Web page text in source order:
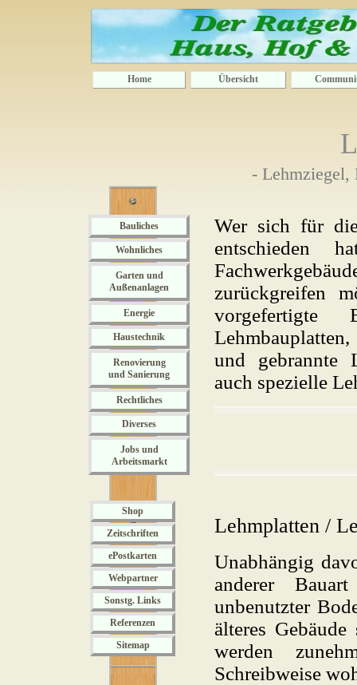
Home Übersicht
- Lehmziegel,
Bauliches
Wohnliches
Garten und
Außenanlagen
Energie
Haustechnik
Renovierung
und Sanierung
Rechtliches
Diverses
Jobs und
Arbeitsmarkt
Shop
Zeitschriften
ePostkarten
Webpartner
Sonstg. Links
Referenzen
Sitemap
Wer sich für
entschieden
zurückgreifen
vorgefertigte
und gebrannte
auch spezielle
Lehmplatten /
Unabhängig
anderer
unbenutzter
älteres
werden
Schreibweise